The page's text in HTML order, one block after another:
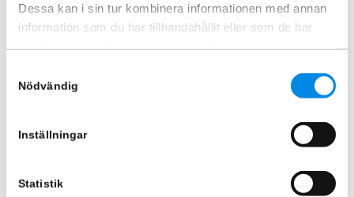
Dessa kan i sin tur kombinera informationen med annan
information som du har tillhandahållit eller som de har
Nödvändig
Inställningar
Statistik
ARTNR:868711S